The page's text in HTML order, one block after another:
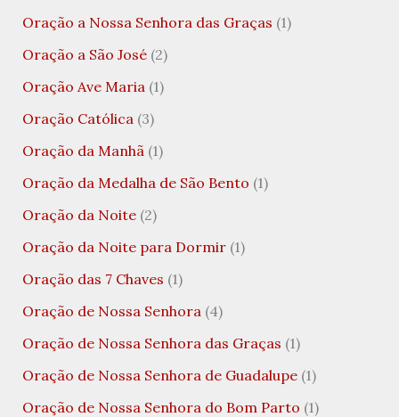
Oração a Nossa Senhora das Graças (1)
Oração a São José(2)
Oração Ave Maria (1)
Oração Católica (3)
Oração da Manhã (1)
Oração da Medalha de São Bento (1)
Oração da Noite(2)
Oração da Noite para Dormir(1)
Oração das 7 Chaves (1)
Oração de Nossa Senhora (4)
Oração de Nossa Senhora das Graças (1)
Oração de Nossa Senhora de Guadalupe(1)
Oração de Nossa Senhora do Bom Parto (1)